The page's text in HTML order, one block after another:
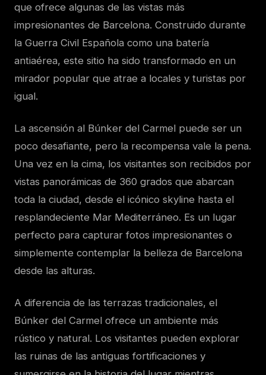
que ofrece algunas de las vistas más
impresionantes de Barcelona. Construido durante
la Guerra Civil Española como una batería
antiaérea, este sitio ha sido transformado en un
mirador popular que atrae a locales y turistas por
igual.
La ascensión al Búnker del Carmel puede ser un
poco desafiante, pero la recompensa vale la pena.
Una vez en la cima, los visitantes son recibidos por
vistas panorámicas de 360 grados que abarcan
toda la ciudad, desde el icónico skyline hasta el
resplandeciente Mar Mediterráneo. Es un lugar
perfecto para capturar fotos impresionantes o
simplemente contemplar la belleza de Barcelona
desde las alturas.
A diferencia de las terrazas tradicionales, el
Búnker del Carmel ofrece un ambiente más
rústico y natural. Los visitantes pueden explorar
las ruinas de las antiguas fortificaciones y